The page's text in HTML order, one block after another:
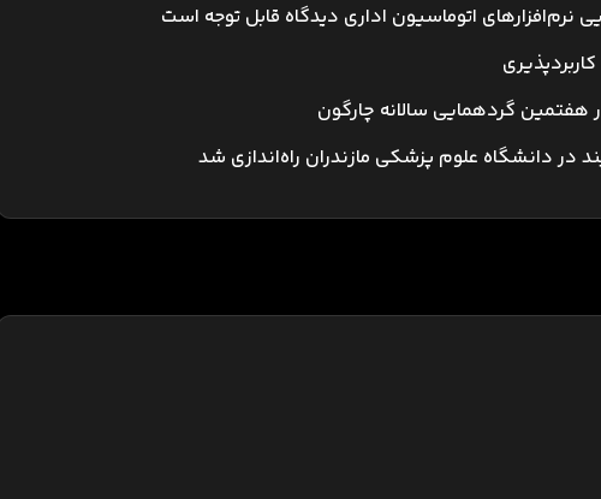
نرم‌افزارهای اتوماسیون اداری دیدگاه قابل توجه است
هفتمین گردهمایی سالانه چارگون
در دانشگاه علوم پزشکی مازندران راه‌اندازی شد